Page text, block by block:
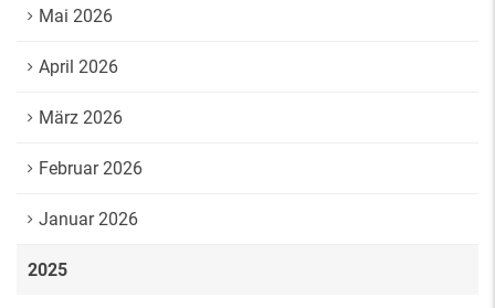
Mai 2026
April 2026
März 2026
Februar 2026
Januar 2026
2025